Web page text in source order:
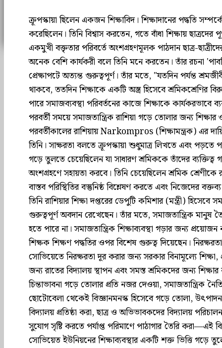
ক্রূপস্কায়া ছিলেন একজন শিক্ষাবিদ। শিক্ষাদানের পদ্ধতি
করেছিলেন। তিনি বিশ্বাস করতেন, গতে বাঁধা শিক্ষায় ছাত্রদের
একমুখী বক্তৃতার পরিবর্তে অংশগ্রহণমূলক পাঠদান ছাত্র-
অনেক বেশি কার্যকরী বলে তিনি মনে করতেন। তাঁর রচনা
প্রেক্ষাপটে অত্যন্ত গুরুত্বপূর্ণ। তাঁর মতে, "যতদিন পর্যন্ত
থাকবে, ততদিন শিক্ষাকে একটি অস্ত্র হিসেবে শ্রমিকশ্রেণির
পারে সমাজব্যবস্থা পরিবর্তনের কাজে শিক্ষাকে কার্যকরভাবে
পরবর্তী সময়ে সমাজতান্ত্রিক রাশিয়া গড়ে তোলার জন্য
পরবর্তীকালের রাশিয়ায় Narkompros (শিক্ষামন্ত্রক) এর
তিনি। সাক্ষরতা বলতে ক্রূপস্কায়া শুধুমাত্র লিখতে এবং পড়তে
গড়ে তুলতে চেয়েছিলেন যা সাধারণ শ্রমিককে তাঁদের ব্যক্তিত্ব
অংশগ্রহণে সহায়তা করবে। তিনি চেয়েছিলেন শ্রমিক
বাস্তব পরিস্থিতির বস্তুনিষ্ঠ বিশ্লেষণ করতে এবং নিজেদের
তিনি রাশিয়ার শিক্ষা দপ্তরের ডেপুটি কমিশার (মন্ত্রী) হিসেবে
গুরুত্বপূর্ণ অবদান রেখেছেন। তাঁর মতে, সমাজতান্ত্রিক মানুষ
হতে পারে না। সমাজতান্ত্রিক শিক্ষাব্যবস্থা গড়ার জন্য প্রয়োজন
শিক্ষক শিক্ষণ পদ্ধতির ওপর বিশেষ গুরুত্ব দিয়েছেন।
সোভিয়েতে নিরক্ষরতা দূর করার জন্য সরকার বিনামূল্যে শিক্ষা,
জন্য রাতের বিদ্যালয় স্থাপন এবং সমস্ত শ্রমিকদের জন্য
চিন্তাভাবনা গড়ে তোলার প্রতি নজর দেওয়া, সমাজতান্ত্রিক
ছোটোবেলা থেকেই বিজ্ঞানমনস্ক হিসেবে গড়ে তোলা,
বিদ্যালয় প্রতিষ্ঠা করা, ছাত্র ও অভিভাবকদের বিদ্যালয়
সুযোগ সৃষ্টি করতে পর্যাপ্ত পরিমাণে পাঠাগার তৈরি
সোভিয়েত ইউনিয়নের শিক্ষাব্যবস্থার একটি শক্ত ভিত্তি গড়ে